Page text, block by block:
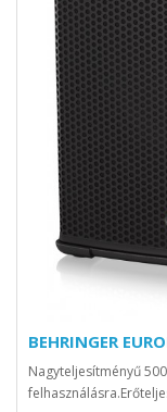
BEHRINGER
Nagyteljesítményű